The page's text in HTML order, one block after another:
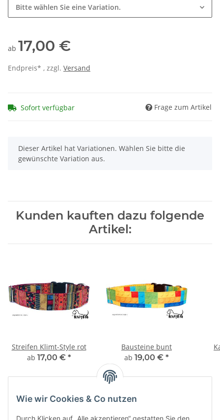
Bitte wählen Sie eine Variation.
ab 17,00 €
Endpreis* , zzgl. Versand
Sofort verfügbar Frage zum Artikel
x
Dieser Artikel hat Variationen. Wählen Sie bitte die
gewünschte Variation aus.
Kunden kauften dazu folgende
Artikel:
Streifen Klimt-Style rot
ab 17,00 € *
Bausteine bunt
ab 19,00 € *
Wie wir Cookies & Co nutzen